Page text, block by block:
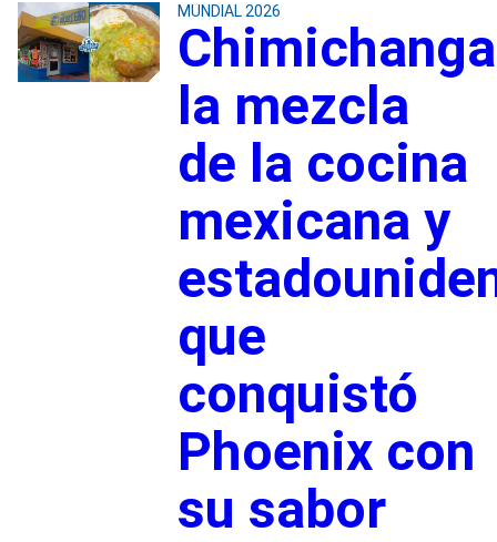
MUNDIAL 2026
la mezcla
de la cocina
mexicana y
que
conquistó
Phoenix con
su sabor